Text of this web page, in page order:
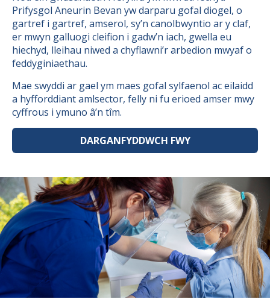
Prifysgol Aneurin Bevan yw darparu gofal diogel, o
gartref i gartref, amserol, sy’n canolbwyntio ar y claf,
er mwyn galluogi cleifion i gadw’n iach, gwella eu
hiechyd, lleihau niwed a chyflawni’r arbedion mwyaf o
feddyginiaethau.
Mae swyddi ar gael ym maes gofal sylfaenol ac eilaidd
a hyfforddiant amlsector, felly ni fu erioed amser mwy
cyffrous i ymuno â’n tîm.
DARGANFYDDWCH FWY